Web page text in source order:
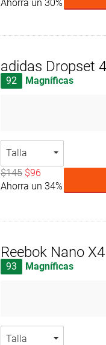
Ahorra un 30%
adidas Dropset 4
92 Magníficas
Talla
$145 $96
Ahorra un 34%
Reebok Nano X4
93 Magníficas
Talla